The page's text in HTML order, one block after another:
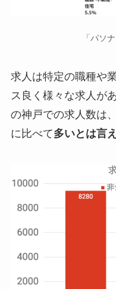
「パソ
求人は特定の職種や
ス良く様々な求人が
の神戸での求人数は
に比べて多いとは言